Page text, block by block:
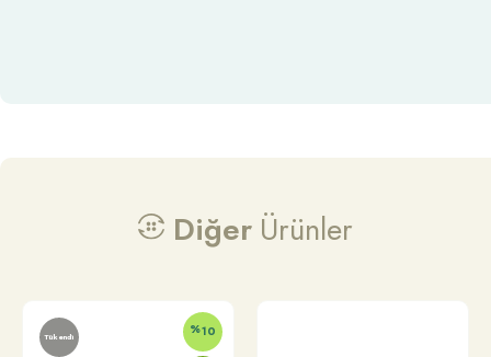
DiğerÜrünler
Tükendi %10
Bilgilendirme
Mesafeli Satış Sözleşmesi
Sipariş ve Cayma Hakkı